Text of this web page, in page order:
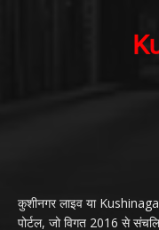
कुशीनगर लाइव या
पोर्टल, जो विगत 2016 से